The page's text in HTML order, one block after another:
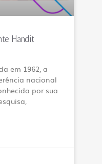
Handit
em 1962, a
nacional
por sua